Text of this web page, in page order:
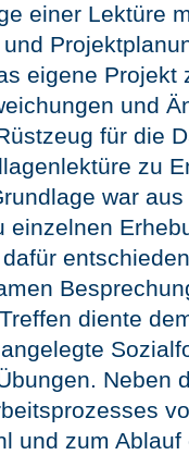
einer Lektüre
eigene Projekt
und
für die
zu
war
einzelnen
diente
Neben
und zum